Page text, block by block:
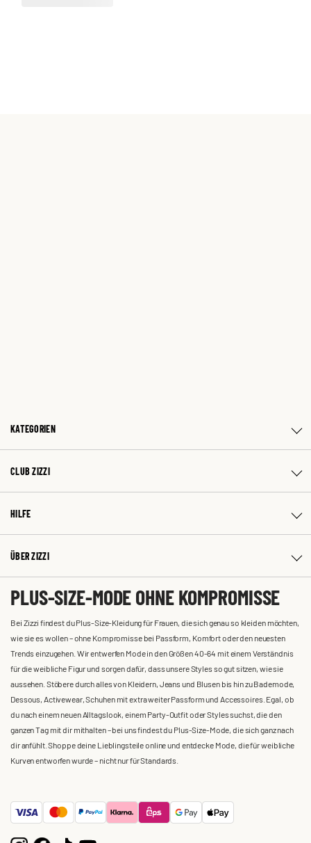
KATEGORIEN
CLUB ZIZZI
HILFE
ÜBER ZIZZI
PLUS-SIZE-MODE OHNE KOMPROMISSE
Bei Zizzi findest du Plus-Size-Kleidung für Frauen, die sich genau so kleiden möchten,
wie sie es wollen – ohne Kompromisse bei Passform, Komfort oder den neuesten
Trends einzugehen. Wir entwerfen Mode in den Größen 40-64 mit einem Verständnis
für die weibliche Figur und sorgen dafür, dass unsere Styles so gut sitzen, wie sie
aussehen. Stöbere durch alles von Kleidern, Jeans und Blusen bis hin zu Bademode,
Dessous, Activewear, Schuhen mit extra weiter Passform und Accessoires. Egal, ob
du nach einem neuen Alltagslook, einem Party-Outfit oder Styles suchst, die den
ganzen Tag mit dir mithalten – bei uns findest du Plus-Size-Mode, die sich ganz nach
dir anfühlt. Shoppe deine Lieblingsteile online und entdecke Mode, die für weibliche
Kurven entworfen wurde – nicht nur für Standards.